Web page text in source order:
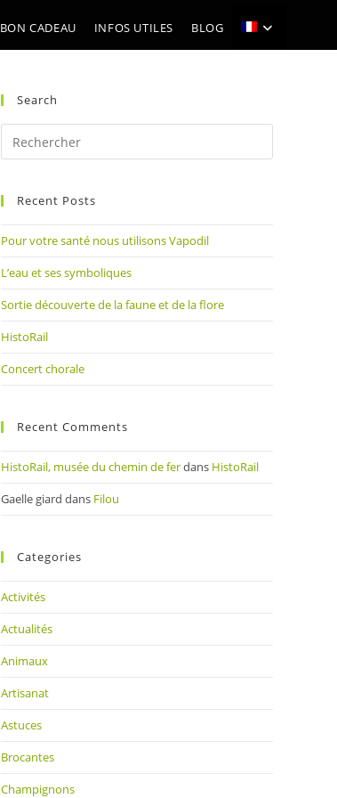
BON CADEAU INFOS UTILES BLOG
Search
Escape
Recent Posts
Pour votre santé nous utilisons Vapodil
L’eau et ses symboliques
Sortie découverte de la faune et de la flore
HistoRail
Concert chorale
Recent Comments
HistoRail, musée du chemin de ferdans HistoRail
Gaelle giard dans Filou
Categories
Activités
Actualités
Animaux
Artisanat
Astuces
Brocantes
Champignons